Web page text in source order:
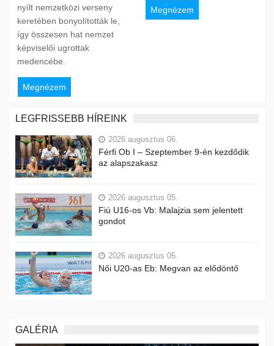
nyílt nemzetközi verseny
keretében bonyolították le,
így összesen hat nemzet
képviselői ugrottak
medencébe.
Megnézem
Megnézem
LEGFRISSEBB HÍREINK
2026 augusztus 06.
Férfi Ob I – Szeptember 9-én kezdődik
az alapszakasz
2026 augusztus 05.
Fiú U16-os Vb: Malajzia sem jelentett
gondot
2026 augusztus 05.
Női U20-as Eb: Megvan az elődöntő
GALÉRIA